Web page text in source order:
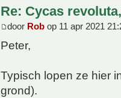
Re: Cycas
door Rob op 11 apr 2021
Peter,
Typisch lopen ze hier
grond).